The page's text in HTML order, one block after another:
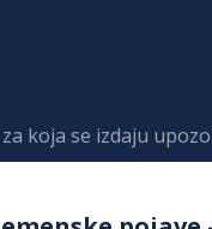
izdaju upozorenja na opasne